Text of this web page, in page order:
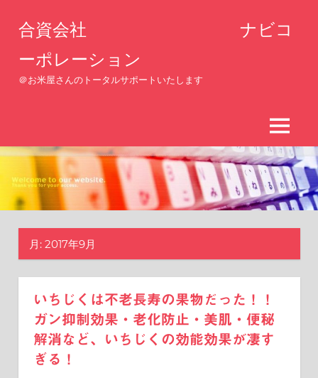
キ
ッ
合資会社 ナビコ
ーポレーション
＠お米屋さんのトータルサポートいたします
MENU
月: 2017年9月
いちじくは不老長寿の果物だった！！
ガン抑制効果・老化防止・美肌・便秘
解消など、いちじくの効能効果が凄す
ぎる！